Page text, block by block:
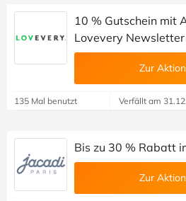
10 % Gutschein mit
Lovevery Newsletter
Zur Aktion
135 Mal benutzt Verfällt am
Bis zu 30 % Rabatt
Zur Aktion